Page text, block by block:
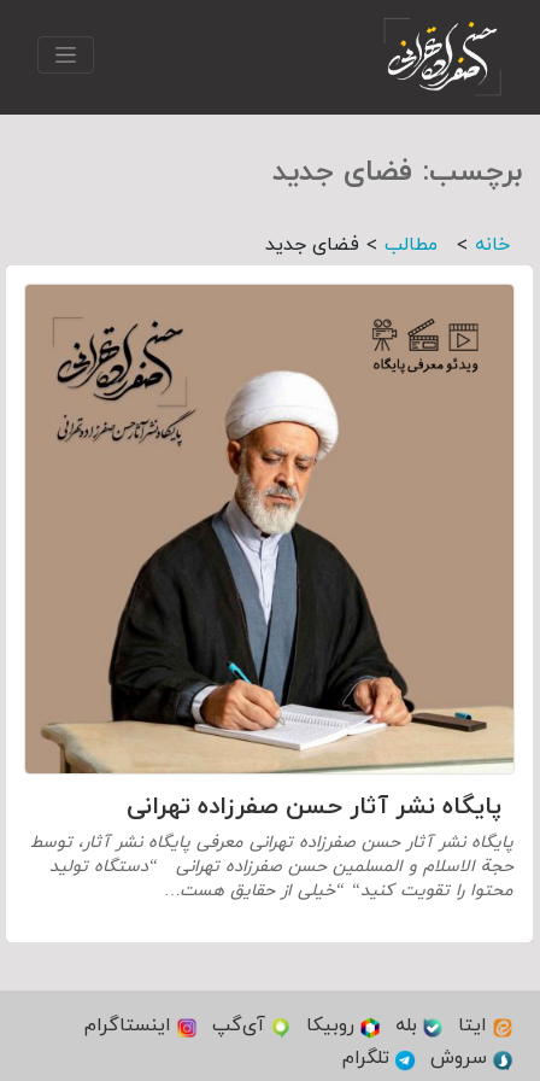
برچسب: فضای جدید
خانه > مطالب > فضای جدید
پایگاه نشر آثار حسن صفرزاده تهرانی
پایگاه نشر آثار حسن صفرزاده تهرانی معرفی پایگاه نشر آثار، توسط
حجة الاسلام و المسلمین حسن صفرزاده تهرانی “دستگاه تولید
محتوا را تقویت کنید“ “خیلی از حقایق هست…
ایتا بله روبیکا آی‌گپ
اینستاگرام
سروش
تلگرام